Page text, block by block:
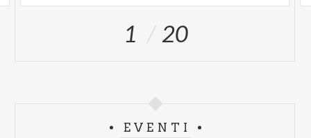
1 20
EVENTI